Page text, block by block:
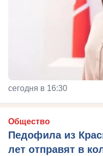
сегодня в 16:30
Общество
Педофила из
лет отправят в